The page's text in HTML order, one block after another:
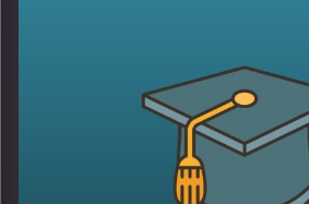
לזהות ולתרגל באופן שונה
המבלבלת, שכדאי להכיר
המידה האמצעית
היתר, על מורכבות הנפש ועל
היהודית "לפנים משורת